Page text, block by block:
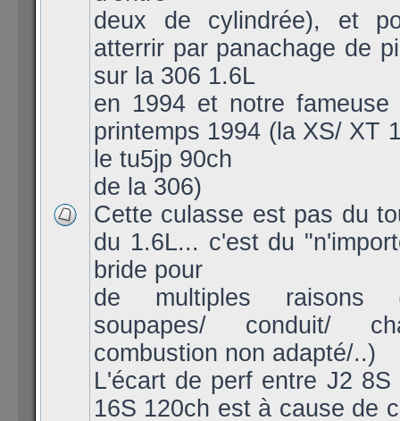
deux de cylindrée), et
atterrir par panachage de
sur la 306 1.6L
en 1994 et notre
printemps 1994 (la XS/ XT
le tu5jp 90ch
de la 306)
Cette culasse est pas du
du 1.6L... c'est du
bride pour
de multiples raisons
soupapes/ conduit/
combustion non adapté/..)
L'écart de perf entre J2
16S 120ch est à cause de